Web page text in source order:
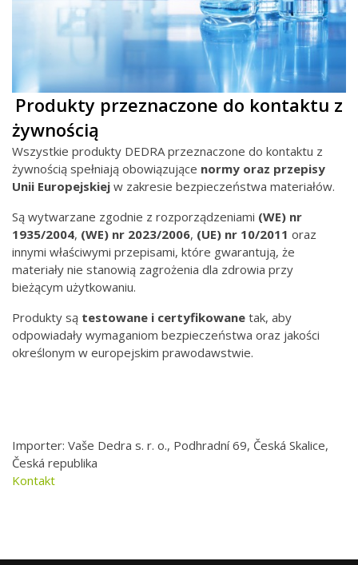
Produkty przeznaczone do kontaktu z
żywnością
Wszystkie produkty DEDRA przeznaczone do kontaktu z
żywnością spełniają obowiązujące normy oraz przepisy
Unii Europejskiej w zakresie bezpieczeństwa materiałów.
Są wytwarzane zgodnie z rozporządzeniami (WE) nr
1935/2004, (WE) nr 2023/2006, (UE) nr 10/2011 oraz
innymi właściwymi przepisami, które gwarantują, że
materiały nie stanowią zagrożenia dla zdrowia przy
bieżącym użytkowaniu.
Produkty są testowane i certyfikowane tak, aby
odpowiadały wymaganiom bezpieczeństwa oraz jakości
określonym w europejskim prawodawstwie.
Importer: Vaše Dedra s. r. o., Podhradní 69, Česká Skalice,
Česká republika
Kontakt